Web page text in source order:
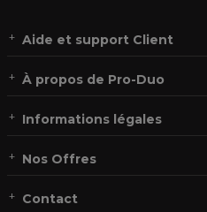
Aide et support Client
À propos de Pro-Duo
Informations légales
Nos Offres
Contact